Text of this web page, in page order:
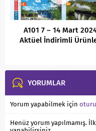
A101 7 – 14 Mart
Aktüel İndirimli
YORUMLAR
Yorum yapabilmek için
Henüz yorum yapılmamış.